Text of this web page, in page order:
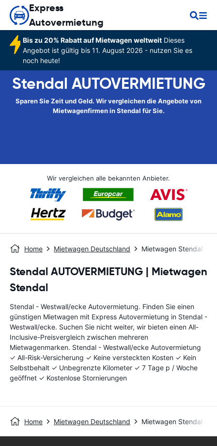
Express
Autovermietung
Bis zu 20% Rabatt auf Mietwagen weltweitDieses
Angebot ist gültig bis 11. August 2026 - nutzen Sie es
noch heute!
Stendal AUTOVERMIETUNG
Sparen Sie Zeit und Geld. Wir vergleichen die Angebote von
Mietwagenfirmen in Stendal für Sie.
Wir vergleichen alle bekannten Anbieter.
Home Mietwagen Deutschland Mietwagen Stendal -
Stendal AUTOVERMIETUNG | Mietwagen
Stendal
Stendal - Westwall/ecke Autovermietung. Finden Sie einen
günstigen Mietwagen mit Express Autovermietung in Stendal -
Westwall/ecke. Suchen Sie nicht weiter, wir bieten einen All-
Inclusive-Preisvergleich zwischen mehreren
Mietwagenmarken. Stendal - Westwall/ecke Autovermietung
✓ All-Risk-Versicherung ✓ Keine versteckten Kosten ✓ Kein
Selbstbehalt ✓ Unbegrenzte Kilometer ✓ 7 Tage p / Woche
geöffnet ✓ Kostenlose Stornierungen
Home Mietwagen Deutschland Mietwagen Stendal -